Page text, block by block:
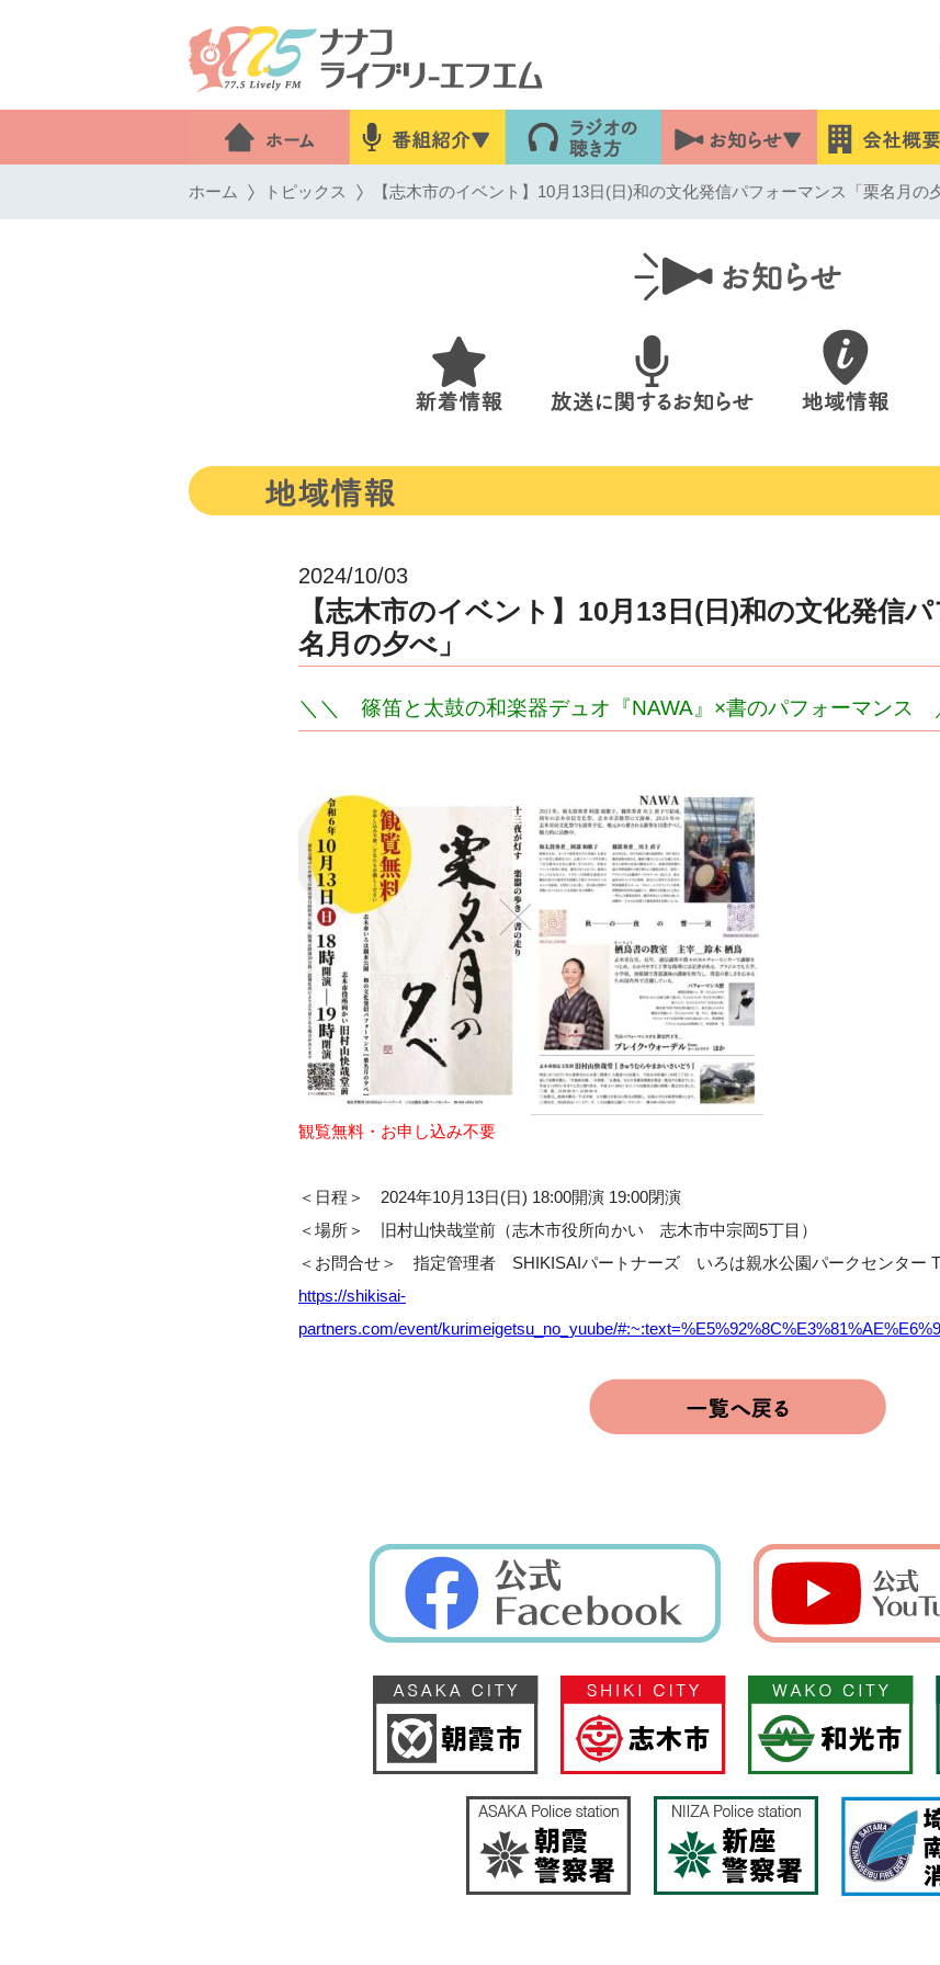
ホーム トピックス 【志木市のイベント】10月13日(日)和の文化発信パフォーマンス「栗名月の
2024/10/03
【志木市のイベント】10月13日(日)和の文化発信
名月の夕べ」
＼＼ 篠笛と太鼓の和楽器デュオ『NAWA』×書のパフォーマンス
観覧無料・お申し込み不要
＜日程＞ 2024年10月13日(日) 18:00開演 19:00閉演
＜場所＞ 旧村山快哉堂前（志木市役所向かい 志木市中宗岡5丁目）
＜お問合せ＞ 指定管理者 SHIKISAIパートナーズ いろは親水公園パークセンター
https://shikisai-
partners.com/event/kurimeigetsu_no_yuube/